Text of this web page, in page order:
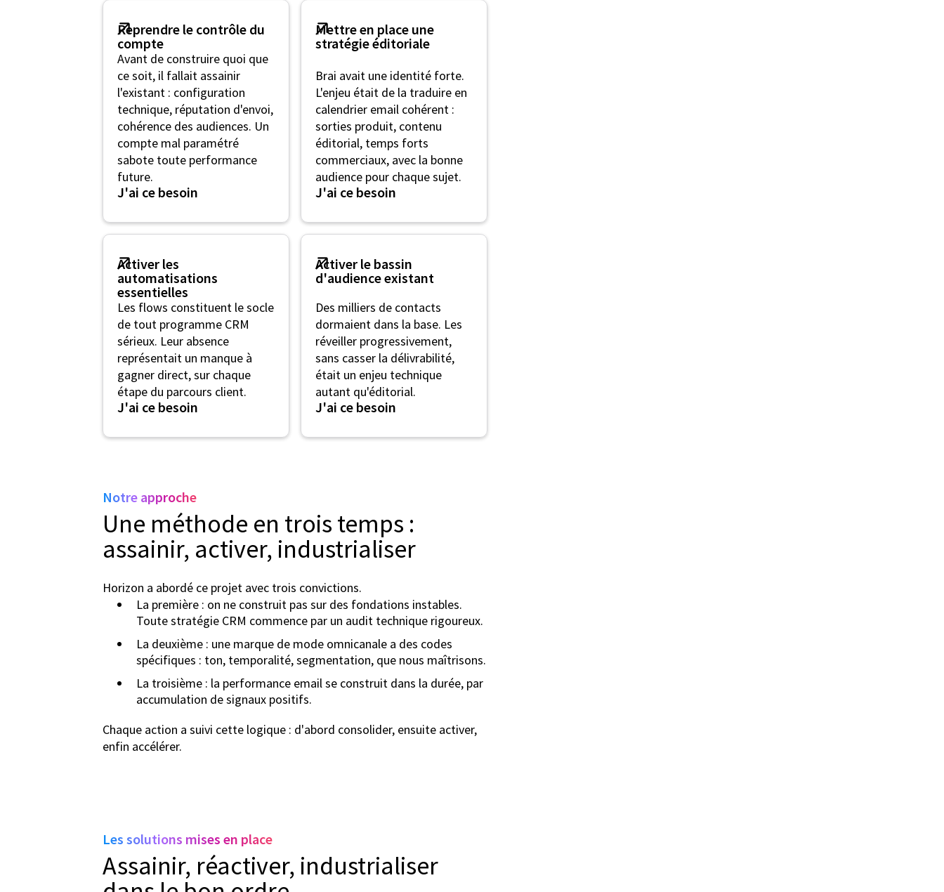
Reprendre le contrôle du
compte
Avant de construire quoi que
ce soit, il fallait assainir
l'existant : configuration
technique, réputation d'envoi,
cohérence des audiences. Un
compte mal paramétré
sabote toute performance
future.
J'ai ce besoin
Mettre en place une
stratégie éditoriale
Brai avait une identité forte.
L'enjeu était de la traduire en
calendrier email cohérent :
sorties produit, contenu
éditorial, temps forts
commerciaux, avec la bonne
audience pour chaque sujet.
J'ai ce besoin
Activer les
automatisations
essentielles
Les flows constituent le socle
de tout programme CRM
sérieux. Leur absence
représentait un manque à
gagner direct, sur chaque
étape du parcours client.
J'ai ce besoin
Activer le bassin
d'audience existant
Des milliers de contacts
dormaient dans la base. Les
réveiller progressivement,
sans casser la délivrabilité,
était un enjeu technique
autant qu'éditorial.
J'ai ce besoin
Notre approche
Une méthode en trois temps :
assainir, activer, industrialiser
Horizon a abordé ce projet avec trois convictions.
La première : on ne construit pas sur des fondations instables.
Toute stratégie CRM commence par un audit technique rigoureux.
La deuxième : une marque de mode omnicanale a des codes
spécifiques : ton, temporalité, segmentation, que nous maîtrisons.
La troisième : la performance email se construit dans la durée, par
accumulation de signaux positifs.
Chaque action a suivi cette logique : d'abord consolider, ensuite activer,
enfin accélérer.
Les solutions mises en place
Assainir, réactiver, industrialiser